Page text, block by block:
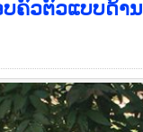
ບຄົວຕົວແບບດ້